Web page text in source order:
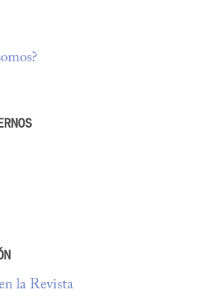
la Revista